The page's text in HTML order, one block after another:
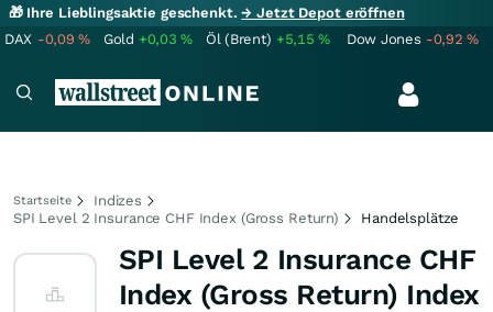
🎁 Ihre Lieblingsaktie geschenkt.→ Jetzt Depot eröffnen
DAX -0,09% Gold +0,03% Öl (Brent) +5,15% Dow Jones -0,92%
Startseite
Indizes
SPI Level 2 Insurance CHF Index (Gross Return)
Handelsplätze
SPI Level 2 Insurance CHF
Index (Gross Return) Index